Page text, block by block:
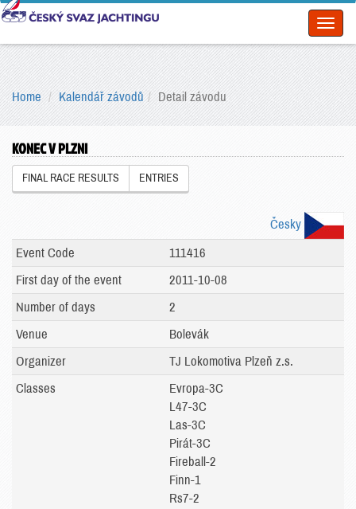
Home Kalendář závodů Detail závodu
KONEC V PLZNI
FINAL RACE RESULTS ENTRIES
Česky
Event Code
111416
First day of the event
2011-10-08
Number of days
2
Venue
Bolevák
Organizer
TJ Lokomotiva Plzeň z.s.
Classes
Evropa-3C
L47-3C
Las-3C
Pirát-3C
Fireball-2
Finn-1
Rs7-2